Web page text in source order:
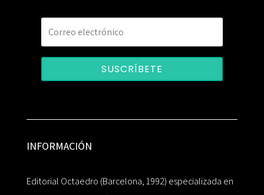
SUSCRÍBETE
INFORMACIÓN
Editorial Octaedro (Barcelona, 1992) especializada en